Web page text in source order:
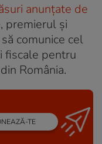
anunțate de
premierul și
comunice cel
fiscale pentru
România.
TE